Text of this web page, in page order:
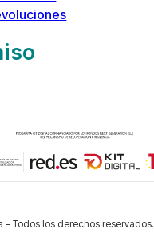
– Todos los derechos reservados.